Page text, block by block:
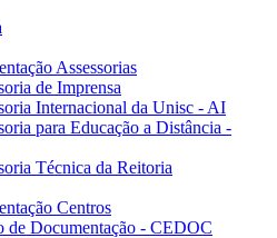
Assessorias
de Imprensa
Internacional da Unisc - AI
para Educação a Distância -
Técnica da Reitoria
Centros
de Documentação - CEDOC